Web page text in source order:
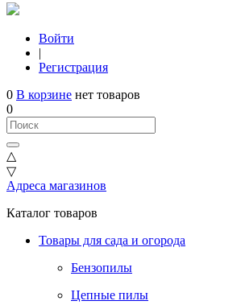
Войти
|
Регистрация
0 В корзине нет товаров
0
△
▽
Адреса магазинов
Каталог товаров
Товары для сада и огорода
Бензопилы
Цепные пилы